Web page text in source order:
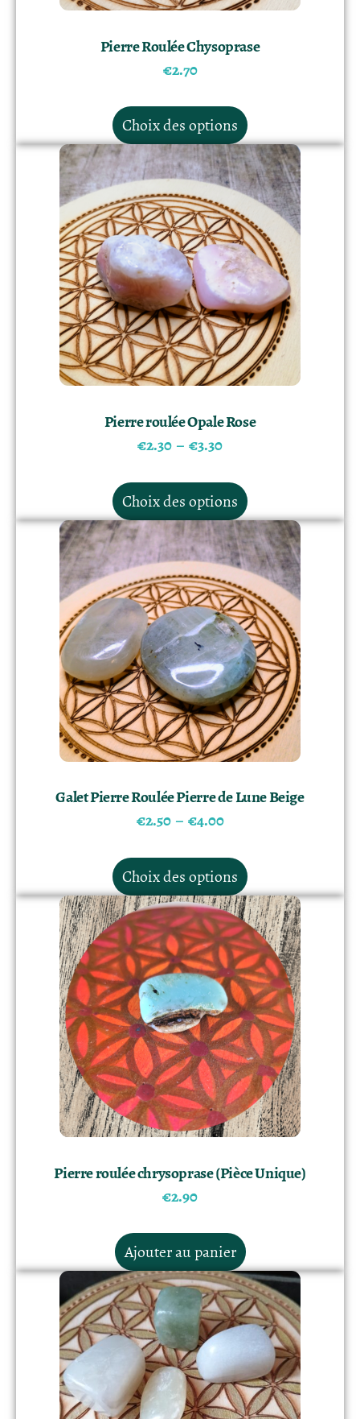
Pierre Roulée Chysoprase
€2.70
Choix des options
Pierre roulée Opale Rose
€2.30–€3.30
Choix des options
Galet Pierre Roulée Pierre de Lune Beige
€2.50 –€4.00
Choix des options
Pierre roulée chrysoprase (Pièce Unique)
€2.90
Ajouter au panier